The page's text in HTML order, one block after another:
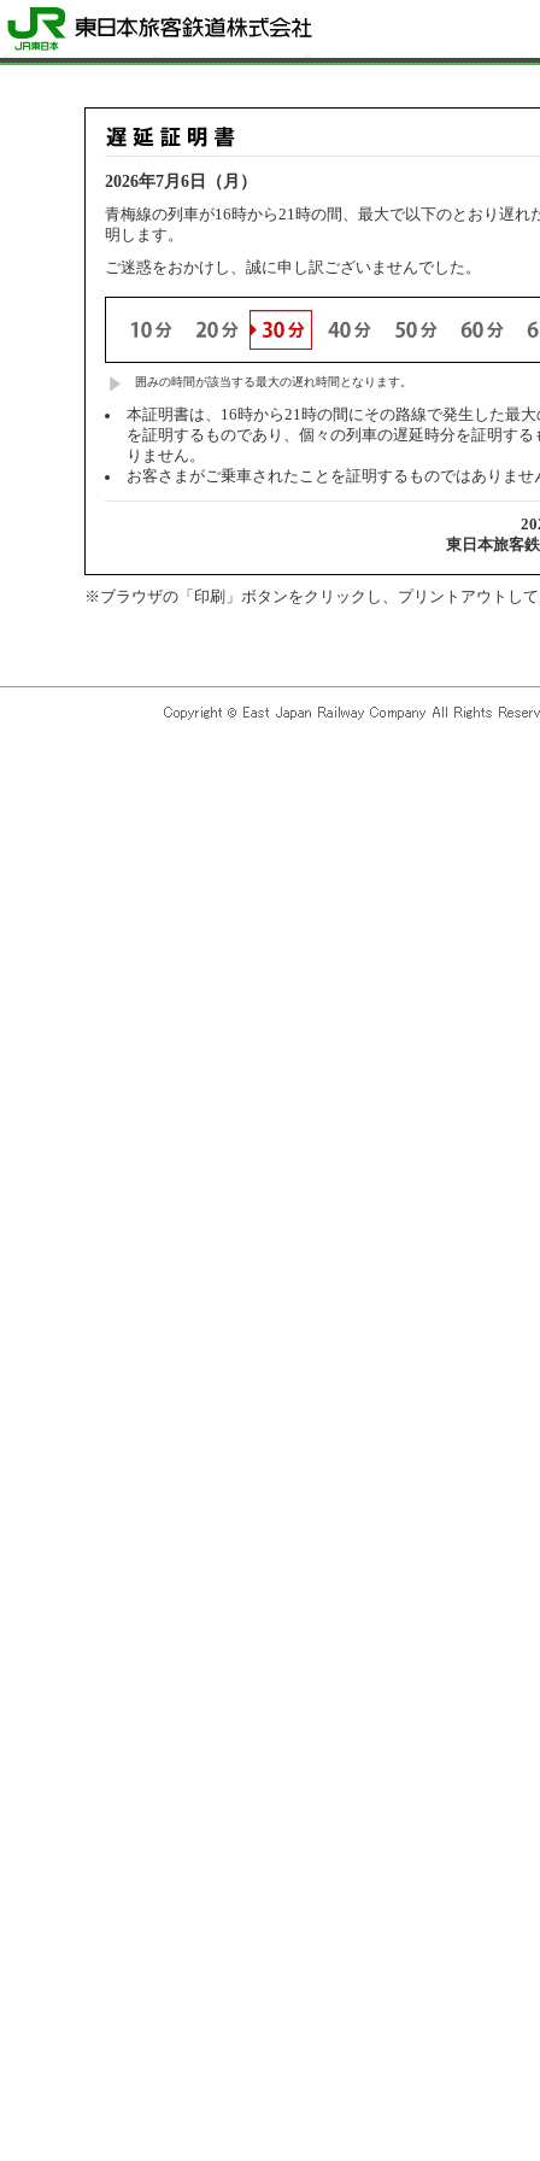
2026年7月6日（月）
青梅線の列車が16時から21時の間、最大で以下のとおり遅れ
明します。
ご迷惑をおかけし、誠に申し訳ございませんでした。
囲みの時間が該当する最大の遅れ時間となります。
本証明書は、16時から21時の間にその路線で発生した最
を証明するものであり、個々の列車の遅延時分を証明する
りません。
お客さまがご乗車されたことを証明するものではありませ
東日本旅客
※ブラウザの「印刷」ボタンをクリックし、プリントアウトし